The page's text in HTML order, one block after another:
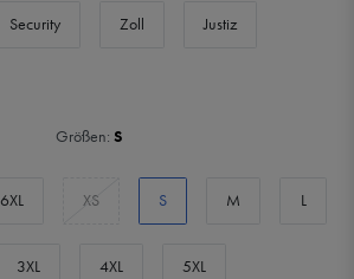
Security Zoll Justiz
Größen: S
6XL XS S M L
3XL 4XL 5XL